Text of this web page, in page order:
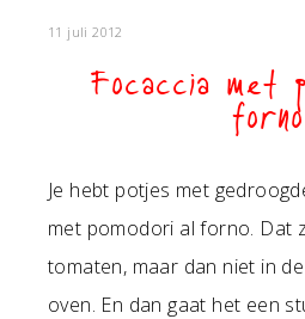
11 juli 2012
Focaccia met
forno
Je hebt potjes met
met pomodori al forno. Dat
tomaten, maar dan niet in
oven. En dan gaat het een